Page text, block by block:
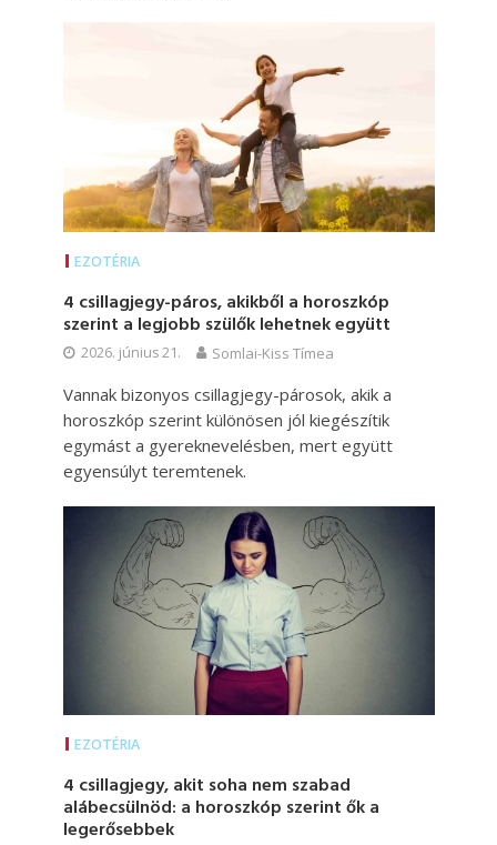
EZOTÉRIA
4 csillagjegy-páros, akikből a horoszkóp
szerint a legjobb szülők lehetnek együtt
2026. június 21. Somlai-Kiss Tímea
Vannak bizonyos csillagjegy-párosok, akik a
horoszkóp szerint különösen jól kiegészítik
egymást a gyereknevelésben, mert együtt
egyensúlyt teremtenek.
EZOTÉRIA
4 csillagjegy, akit soha nem szabad
alábecsülnöd: a horoszkóp szerint ők a
legerősebbek